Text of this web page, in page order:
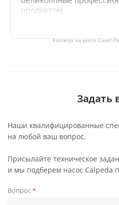
Калпеда на карте
Задать
Наши квалифицированные
на любой ваш вопрос.
Присылайте техническое
и мы подберем насос Calpeda
Вопрос*